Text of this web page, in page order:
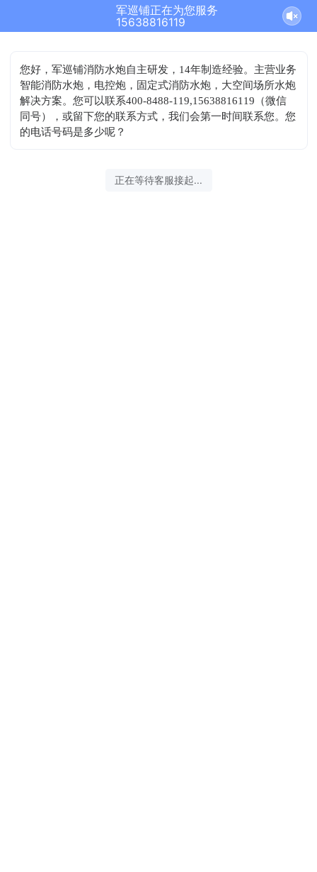
军巡铺正在为您服务
15638816119
您好，军巡铺消防水炮自主研发，14年制造经验。主营业务
智能消防水炮，电控炮，固定式消防水炮，大空间场所水炮
解决方案。您可以联系400-8488-119,15638816119（微信
同号），或留下您的联系方式，我们会第一时间联系您。您
的电话号码是多少呢？
正在等待客服接起...